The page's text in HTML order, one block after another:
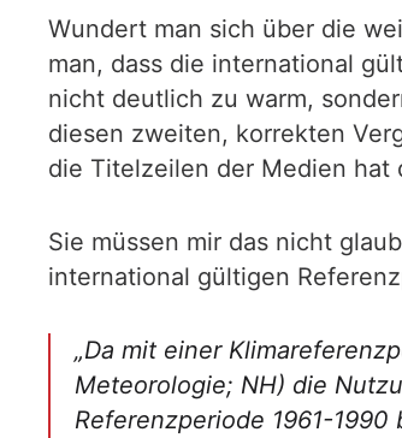
Wundert man sich über die
man, dass die international
nicht deutlich zu warm,
diesen zweiten, korrekten
die Titelzeilen der Medien hat
Sie müssen mir das nicht
international gültigen
„Da mit einer
Meteorologie; NH) die
Referenzperiode 1961-